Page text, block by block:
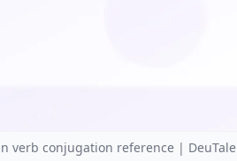
verb conjugation reference | DeuTale